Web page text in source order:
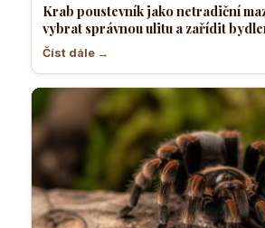
Krab poustevník jako netradiční
vybrat správnou ulitu a zařídit
Číst dále →